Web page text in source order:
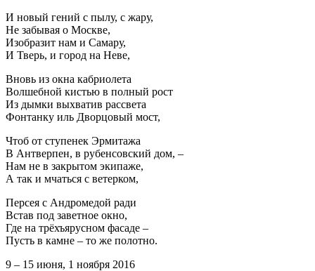
И новый гений с пылу, с жару,
Не забывая о Москве,
Изобразит нам и Самару,
И Тверь, и город на Неве,
Вновь из окна кабриолета
Волшебной кистью в полный рост
Из дымки выхватив рассвета
Фонтанку иль Дворцовый мост,
Чтоб от ступенек Эрмитажа
В Антверпен, в рубенсовский дом, –
Нам не в закрытом экипаже,
А так и мчаться с ветерком,
Персея с Андромедой ради
Встав под заветное окно,
Где на трёхъярусном фасаде –
Пусть в камне – то же полотно.
9 – 15 июня, 1 ноября 2016